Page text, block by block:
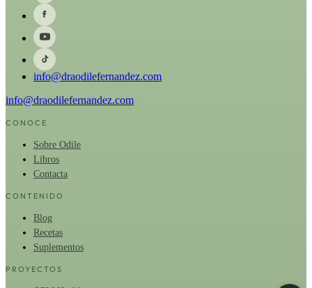
info@draodilefernandez.com
info@draodilefernandez.com
CONOCE
Sobre Odile
Libros
Contacta
CONTENIDO
Blog
Recetas
Suplementos
PROYECTOS